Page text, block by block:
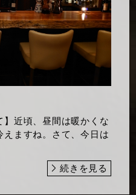
】近頃、昼間は暖かくな
えますね。さて、今日は
続きを見る